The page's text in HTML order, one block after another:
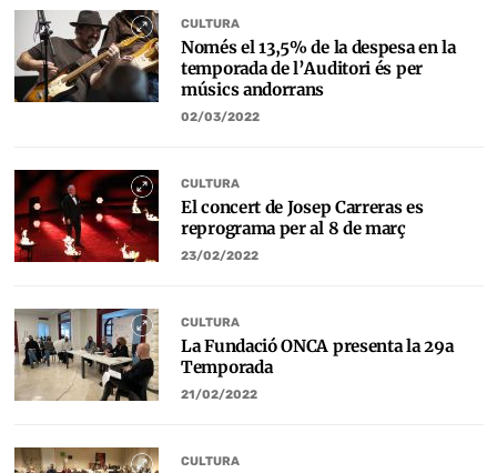
CULTURA
Només el 13,5% de la despesa en la
temporada de l’Auditori és per
músics andorrans
02/03/2022
CULTURA
El concert de Josep Carreras es
reprograma per al 8 de març
23/02/2022
CULTURA
La Fundació ONCA presenta la 29a
Temporada
21/02/2022
CULTURA